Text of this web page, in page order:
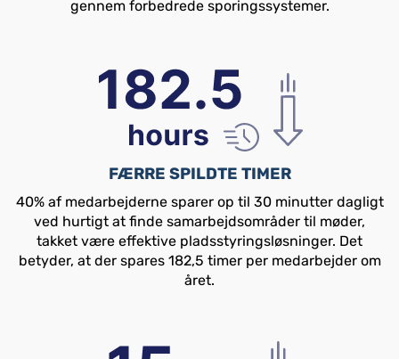
gennem forbedrede sporingssystemer.
FÆRRE SPILDTE TIMER
40% af medarbejderne sparer op til 30 minutter dagligt
ved hurtigt at finde samarbejdsområder til møder,
takket være effektive pladsstyringsløsninger. Det
betyder, at der spares 182,5 timer per medarbejder om
året.